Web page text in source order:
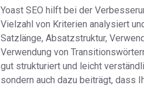
Yoast SEO hilft bei der
Vielzahl von Kriterien analysiert
Satzlänge, Absatzstruktur,
Verwendung von
gut strukturiert und leicht
sondern auch dazu beiträgt, dass